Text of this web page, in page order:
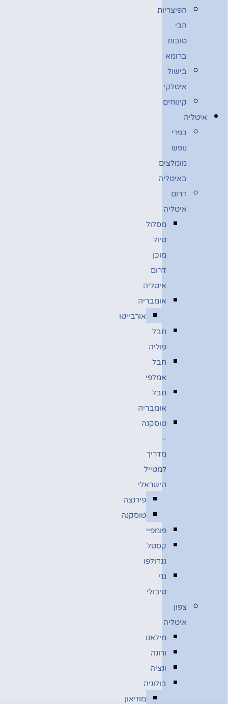
הפיצריות
הכי
טובות
ברומא
בישול
איטלקי
קינוחים
איטליה
כפרי
נופש
מומלצים
באיטליה
דרום
איטליה
מסלול
טיול
מוכן
דרום
איטליה
אומבריה
אורבייטו
חבל
פוליה
חבל
אמלפי
חבל
אומבריה
טוסקנה
–
מדריך
למטייל
הישראלי
פירנצה
טוסקנה
פומפיי
קסטל
גנדולפו
גני
טיבולי
צפון
איטליה
מילאנו
ורונה
ונציה
בולוניה
מוזיאון